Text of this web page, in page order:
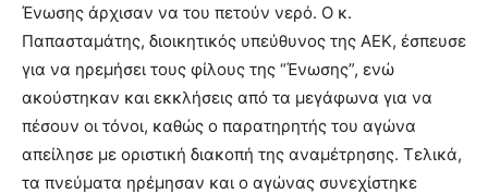
Ένωσης άρχισαν να του πετούν νερό. Ο κ.
Παπασταμάτης, διοικητικός υπεύθυνος της ΑΕΚ, έσπευσε
για να ηρεμήσει τους φίλους της “Ένωσης”, ενώ
ακούστηκαν και εκκλήσεις από τα μεγάφωνα για να
πέσουν οι τόνοι, καθώς ο παρατηρητής του αγώνα
απείλησε με οριστική διακοπή της αναμέτρησης. Τελικά,
τα πνεύματα ηρέμησαν και ο αγώνας συνεχίστηκε